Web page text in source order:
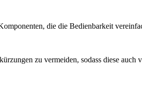
die die Bedienbarkeit
zu vermeiden, sodass diese